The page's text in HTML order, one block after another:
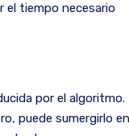
el tiempo necesario
por el algoritmo.
puede sumergirlo en